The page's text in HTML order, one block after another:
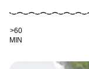
Kochdauer
>60
MIN